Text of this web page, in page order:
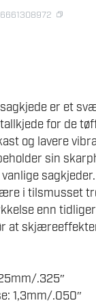
sagkjede er et
for de
og lavere
sin
i tilsmusset
enn
at
.325″
1,3mm/.050″